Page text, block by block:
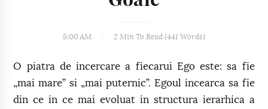
5:00 AM 2 Min To Read (441 Words)
O piatra de incercare a fiecarui Ego este: sa fie
„mai mare” si „mai puternic”. Egoul incearca sa fie
din ce in ce mai evoluat in structura ierarhica a